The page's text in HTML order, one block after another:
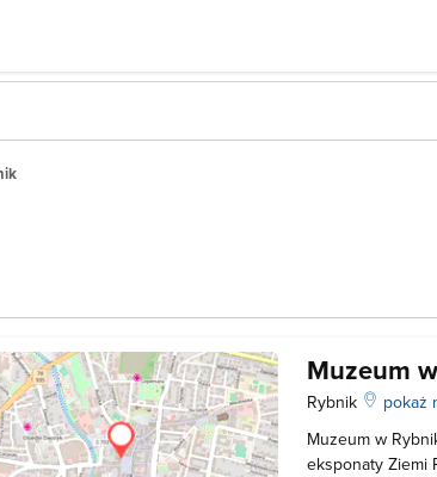
Muzeum
Rybnik
pokaż
Muzeum w
eksponaty Ziemi